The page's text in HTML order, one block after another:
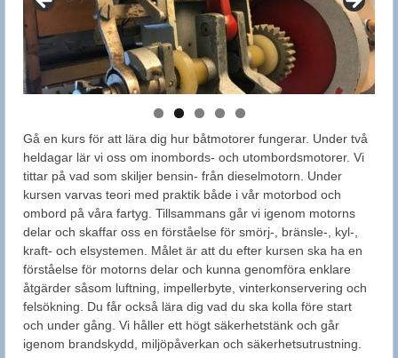
Gå en kurs för att lära dig hur båtmotorer fungerar. Under två
heldagar lär vi oss om inombords- och utombordsmotorer. Vi
tittar på vad som skiljer bensin- från dieselmotorn. Under
kursen varvas teori med praktik både i vår motorbod och
ombord på våra fartyg. Tillsammans går vi igenom motorns
delar och skaffar oss en förståelse för smörj-, bränsle-, kyl-,
kraft- och elsystemen. Målet är att du efter kursen ska ha en
förståelse för motorns delar och kunna genomföra enklare
åtgärder såsom luftning, impellerbyte, vinterkonservering och
felsökning. Du får också lära dig vad du ska kolla före start
och under gång. Vi håller ett högt säkerhetstänk och går
igenom brandskydd, miljöpåverkan och säkerhetsutrustning.